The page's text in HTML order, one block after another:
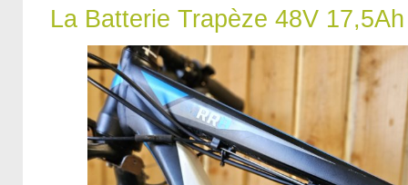
La Batterie Trapèze 48V 17,5Ah